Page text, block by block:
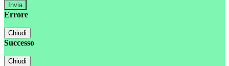
Errore
Chiudi
Successo
Chiudi